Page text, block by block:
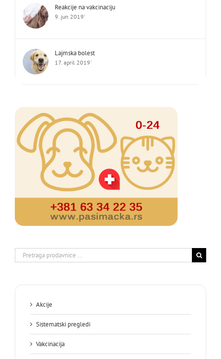
Reakcije na vakcinaciju
9. jun 2019'
Lajmska bolest
17. april 2019'
Search
for:
Akcije
Sistematski pregledi
Vakcinacija